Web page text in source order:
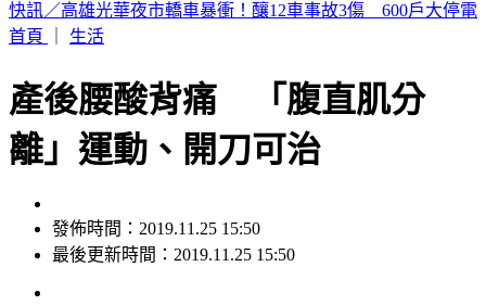
5年前爆校園霸凌！韓男星現身菲律賓近況曝
首頁
生活
產後腰酸背痛 「腹直肌分
離」運動、開刀可治
發佈時間：2019.11.25 15:50
最後更新時間：2019.11.25 15:50